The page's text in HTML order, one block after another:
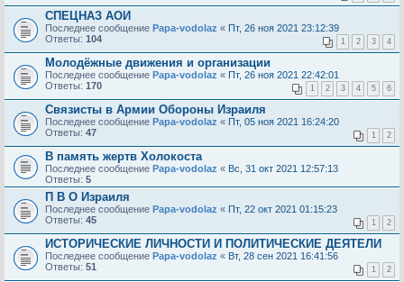
СПЕЦНАЗ АОИ
Последнее сообщение Papa-vodolaz « Пт, 26 ноя 2021 23:12:39
Ответы: 104 1 2 3 4
Молодёжные движения и организации
Последнее сообщение Papa-vodolaz « Пт, 26 ноя 2021 22:42:01
Ответы: 170 1 2 3 4 5 6
Связисты в Армии Обороны Израиля
Последнее сообщение Papa-vodolaz « Пт, 05 ноя 2021 16:24:20
Ответы: 47 1 2
В память жертв Холокоста
Последнее сообщение Papa-vodolaz « Вс, 31 окт 2021 12:57:13
Ответы: 5
П В О Израиля
Последнее сообщение Papa-vodolaz « Пт, 22 окт 2021 01:15:23
Ответы: 45 1 2
ИСТОРИЧЕСКИЕ ЛИЧНОСТИ И ПОЛИТИЧЕСКИЕ ДЕЯТЕЛИ
Последнее сообщение Papa-vodolaz « Вт, 28 сен 2021 16:41:56
Ответы: 51 1 2